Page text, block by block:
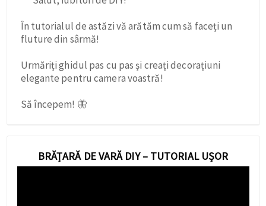
În tutorialul de astăzi vă arătăm cum să faceți un
fluture din sârmă!
Urmăriți ghidul pas cu pas și creați decorațiuni
elegante pentru camera voastră!
Să începem! 🦋
BRĂȚARĂ DE VARĂ DIY – TUTORIAL UȘOR